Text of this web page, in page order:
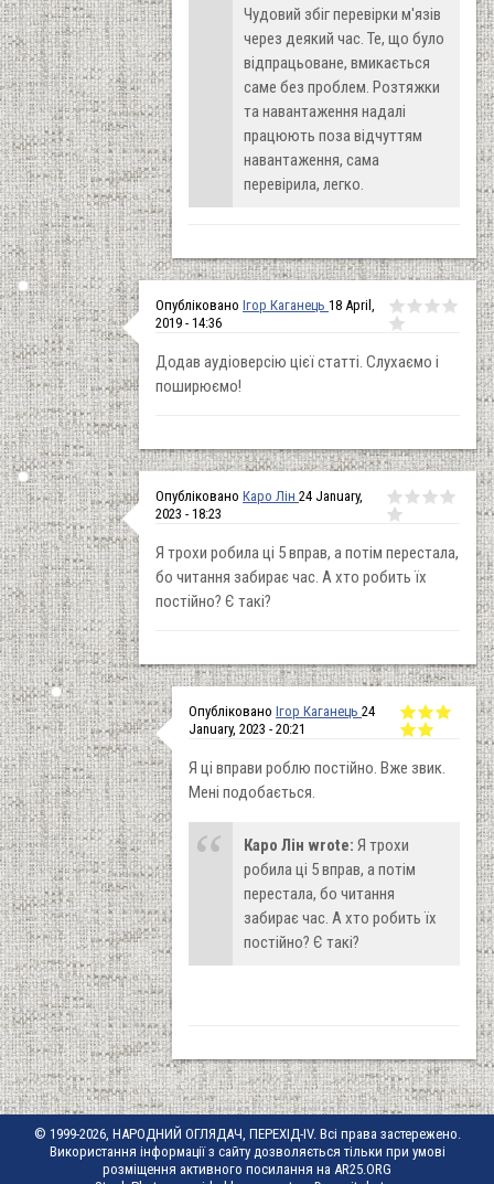
Чудовий збіг перевірки м'язів
через деякий час. Те, що було
відпрацьоване, вмикається
саме без проблем. Розтяжки
та навантаження надалі
працюють поза відчуттям
навантаження, сама
перевірила, легко.
Опубліковано Ігор Каганець 18 April,
2019 - 14:36
Додав аудіоверсію цієї статті. Слухаємо і
поширюємо!
Опубліковано Каро Лін 24 January,
2023 - 18:23
Я трохи робила ці 5 вправ, а потім перестала,
бо читання забирає час. А хто робить їх
постійно? Є такі?
Опубліковано Ігор Каганець 24
January, 2023 - 20:21
Я ці вправи роблю постійно. Вже звик.
Мені подобається.
Каро Лін wrote: Я трохи
робила ці 5 вправ, а потім
перестала, бо читання
забирає час. А хто робить їх
постійно? Є такі?
© 1999-2026, НАРОДНИЙ ОГЛЯДАЧ, ПЕРЕХІД-IV. Всі права застережено.
Використання інформації з сайту дозволяється тільки при умові
розміщення активного посилання на AR25.ORG